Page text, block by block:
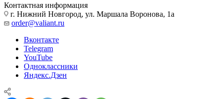
Контактная информация
г. Нижний Новгород, ул. Маршала Воронова, 1а
order@valiant.ru
Вконтакте
Telegram
YouTube
Одноклассники
Яндекс.Дзен